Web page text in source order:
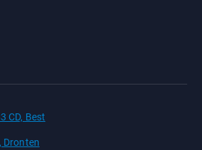
CD, Best
Dronten